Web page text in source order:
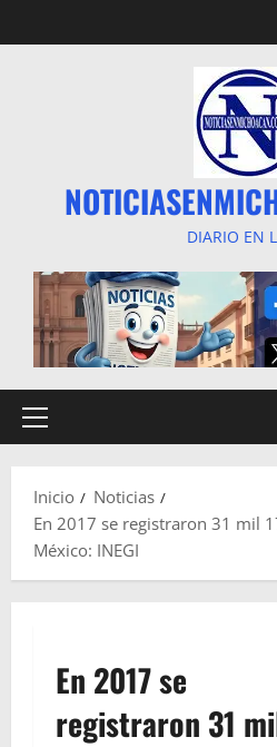
al
DIARIO EN
Menú
Inicio
Noticias
En 2017 se registraron 31 mil
México: INEGI
En 2017 se
registraron 31